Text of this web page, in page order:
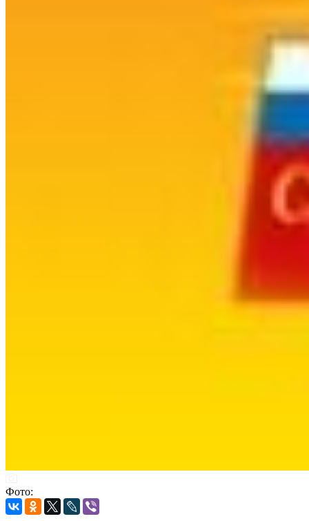
Фото: